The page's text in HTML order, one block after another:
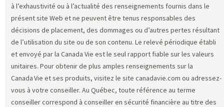
à l’exhaustivité ou à l’actualité des renseignements fournis dans le
présent site Web et ne peuvent être tenus responsables des
décisions de placement, des dommages ou d’autres pertes résultant
de l’utilisation du site ou de son contenu. Le relevé périodique établi
et envoyé par la Canada Vie est le seul rapport fiable sur les valeurs
unitaires. Pour obtenir de plus amples renseignements sur la
Canada Vie et ses produits, visitez le site canadavie.com ou adressez-
vous à votre conseiller. Au Québec, toute référence au terme
conseiller correspond à conseiller en sécurité financière au titre des